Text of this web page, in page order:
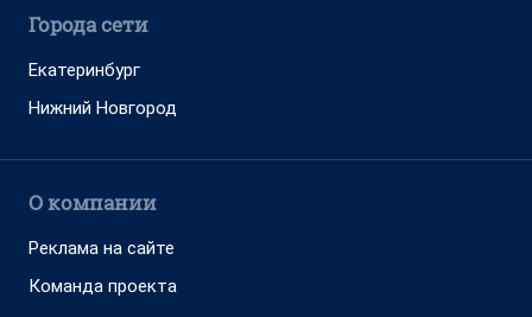
Города сети
Екатеринбург
Нижний Новгород
О компании
Реклама на сайте
Команда проекта